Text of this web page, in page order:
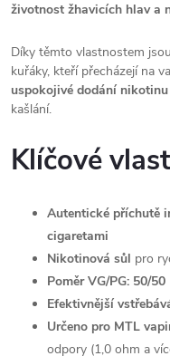
životnost žhavicích hlav a
Díky těmto vlastnostem jsou
kuřáky, kteří přecházejí na
uspokojivé dodání nikotinu
kašlání.
Klíčové
Autentické příchutě
cigaretami
Nikotinová sůl pro
Poměr VG/PG: 50/50
Efektivnější
Určeno pro MTL
odpory (1,0 ohm a